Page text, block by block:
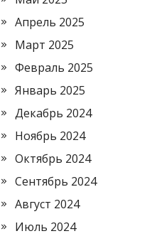
Апрель 2025
Март 2025
Февраль 2025
Январь 2025
Декабрь 2024
Ноябрь 2024
Октябрь 2024
Сентябрь 2024
Август 2024
Июль 2024